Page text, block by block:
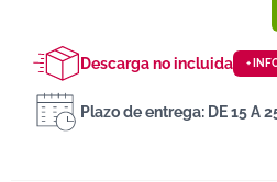
Descarga no incluida +
Plazo de entrega: DE 15 A